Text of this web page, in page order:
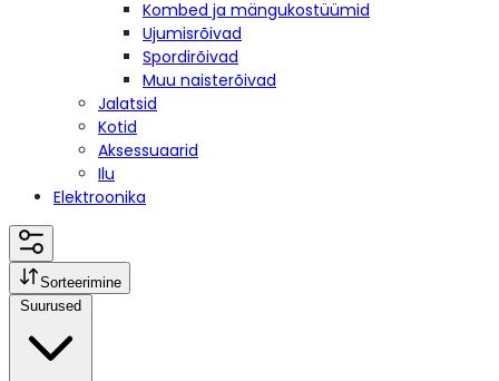
Kombed ja mängukostüümid
Ujumisrõivad
Spordirõivad
Muu naisterõivad
Jalatsid
Kotid
Aksessuaarid
Ilu
Elektroonika
Sorteerimine
Suurused